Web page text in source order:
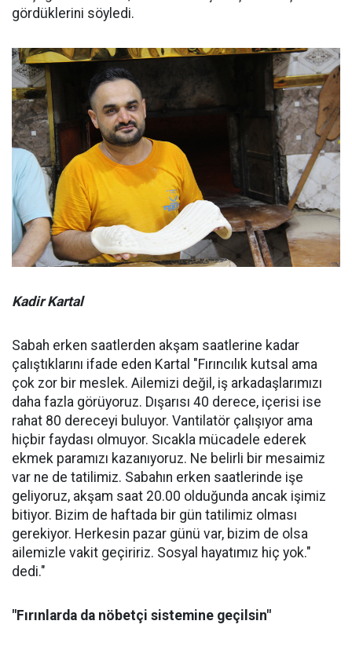
gördüklerini söyledi.
Kadir Kartal
Sabah erken saatlerden akşam saatlerine kadar
çalıştıklarını ifade eden Kartal "Fırıncılık kutsal ama
çok zor bir meslek. Ailemizi değil, iş arkadaşlarımızı
daha fazla görüyoruz. Dışarısı 40 derece, içerisi ise
rahat 80 dereceyi buluyor. Vantilatör çalışıyor ama
hiçbir faydası olmuyor. Sıcakla mücadele ederek
ekmek paramızı kazanıyoruz. Ne belirli bir mesaimiz
var ne de tatilimiz. Sabahın erken saatlerinde işe
geliyoruz, akşam saat 20.00 olduğunda ancak işimiz
bitiyor. Bizim de haftada bir gün tatilimiz olması
gerekiyor. Herkesin pazar günü var, bizim de olsa
ailemizle vakit geçiririz. Sosyal hayatımız hiç yok."
dedi."
"Fırınlarda da nöbetçi sistemine geçilsin"